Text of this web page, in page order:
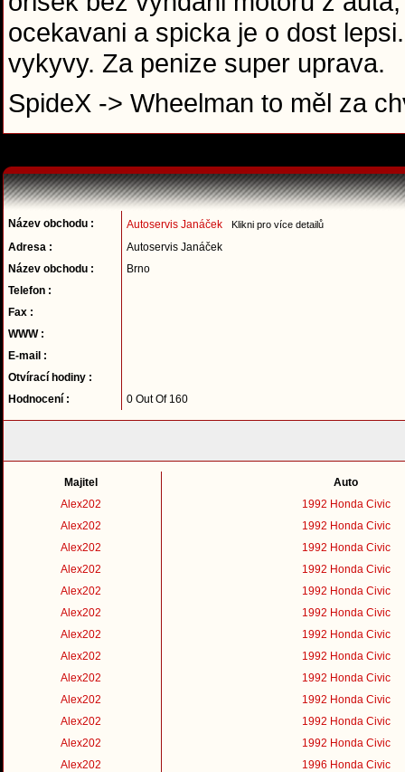
ocekavani a spicka je o dost
vykyvy. Za penize super uprava.
SpideX -> Wheelman to měl za
Název obchodu : Autoservis Janáček Klikni pro více detailů
Adresa :
Autoservis Janáček
Název obchodu :
Brno
Telefon :
Fax :
WWW :
E-mail :
Otvírací hodiny :
Hodnocení :
0 Out Of 160
Majitel
Auto
Alex202
1992 Honda Civic
Alex202
1992 Honda Civic
Alex202
1992 Honda Civic
Alex202
1992 Honda Civic
Alex202
1992 Honda Civic
Alex202
1992 Honda Civic
Alex202
1992 Honda Civic
Alex202
1992 Honda Civic
Alex202
1992 Honda Civic
Alex202
1992 Honda Civic
Alex202
1992 Honda Civic
Alex202
1992 Honda Civic
Alex202
1996 Honda Civic